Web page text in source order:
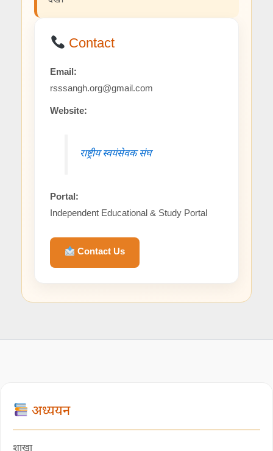
Contact
Email:
rsssangh.org@gmail.com
Website:
राष्ट्रीय स्वयंसेवक संघ
Portal:
Independent Educational & Study Portal
Contact Us
अध्ययन